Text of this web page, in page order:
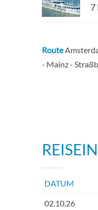
7
Route
- Mainz -
DATUM
02.10.26